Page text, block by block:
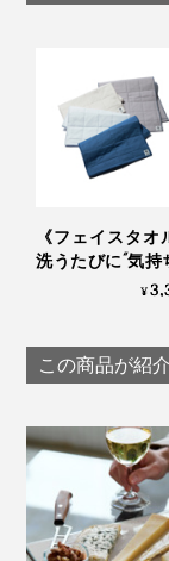
《フェイスタオ
洗うたびに“気持
さ”が進化！触れ
YARN HOME
¥
この商品が紹